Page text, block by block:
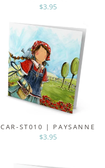
$3.95
CAR-ST010 | PAYSANNE
$3.95